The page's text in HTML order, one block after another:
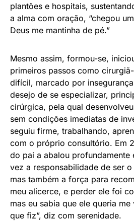
plantões e hospitais,
a alma com oração, “chegou
Deus me mantinha de pé.”
Mesmo assim, formou-se,
primeiros passos como
difícil, marcado por
desejo de se especializar,
cirúrgica, pela qual
sem condições imediatas de
seguiu firme, trabalhando,
com o próprio consultório. Em
do pai a abalou profundamente
vez a responsabilidade de ser
mas também a força para
meu alicerce, e perder ele foi
mas eu sabia que ele queria
que fiz”, diz com serenidade.